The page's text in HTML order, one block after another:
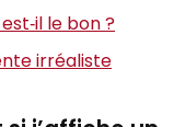
le bon ?
irréaliste